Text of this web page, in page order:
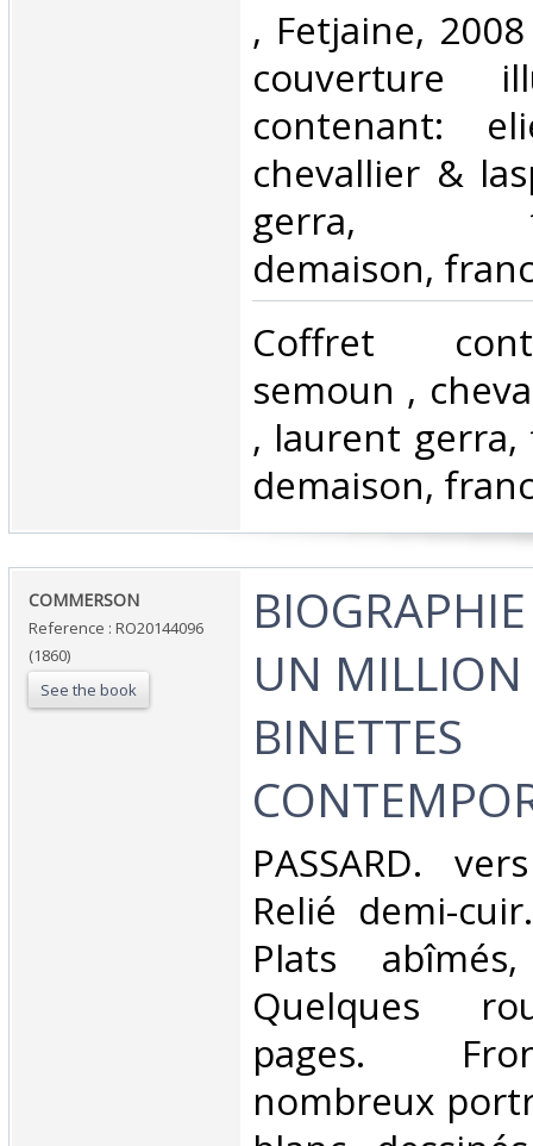
‎, Fetjaine,
couverture
contenant:
chevallier &
gerra,
demaison,
‎Coffret
semoun ,
, laurent gerra,
demaison,
‎COMMERSON‎
Reference : RO20144096
(1860)
See the book
UN MILLION
BINETTES
‎PASSARD.
Relié demi-
Plats
Quelques
pages.
nombreux